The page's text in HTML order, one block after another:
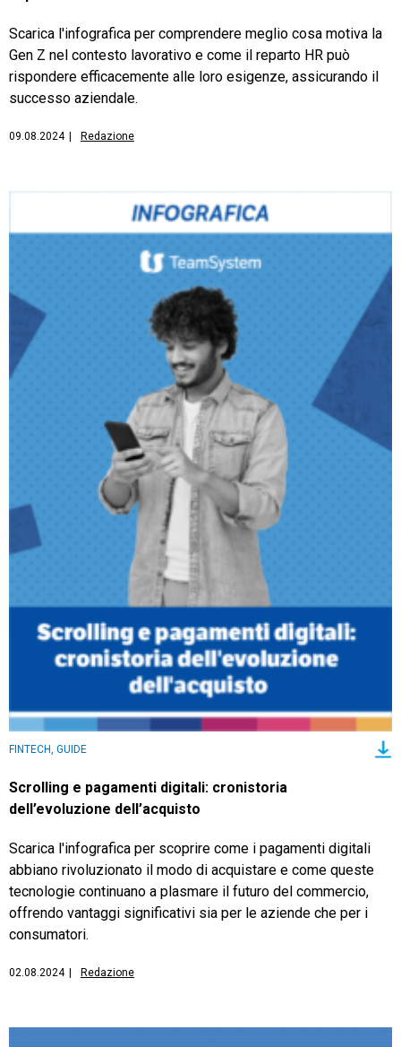
Scarica l'infografica per comprendere meglio cosa motiva la
Gen Z nel contesto lavorativo e come il reparto HR può
rispondere efficacemente alle loro esigenze, assicurando il
successo aziendale.
09.08.2024 | Redazione
FINTECH, GUIDE
Scrolling e pagamenti digitali: cronistoria
dell’evoluzione dell’acquisto
Scarica l'infografica per scoprire come i pagamenti digitali
abbiano rivoluzionato il modo di acquistare e come queste
tecnologie continuano a plasmare il futuro del commercio,
offrendo vantaggi significativi sia per le aziende che per i
consumatori.
02.08.2024 | Redazione